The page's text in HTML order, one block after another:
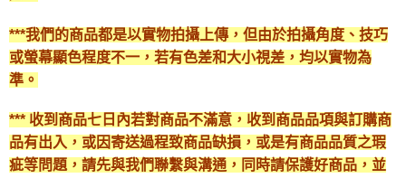
***我們的商品都是以實物拍攝上傳，但由於拍攝角度、技巧
或螢幕顯色程度不一，若有色差和大小視差，均以實物為
準。
*** 收到商品七日內若對商品不滿意，收到商品品項與訂購商
品有出入，或因寄送過程致商品缺損，或是有商品品質之瑕
疵等問題，請先與我們聯繫與溝通，同時請保護好商品，並